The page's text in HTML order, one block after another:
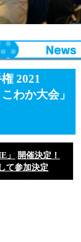
2021
わか大会」
」
開催決定！
て参加決定